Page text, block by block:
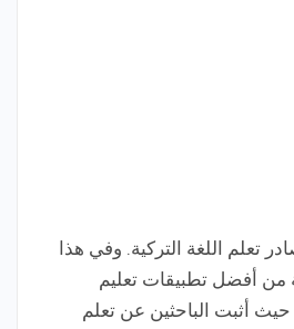
تعلم اللغة التركية. وفي هذا
من أفضل تطبيقات تعليم
حيث أثبت الباحثين عن تعلم